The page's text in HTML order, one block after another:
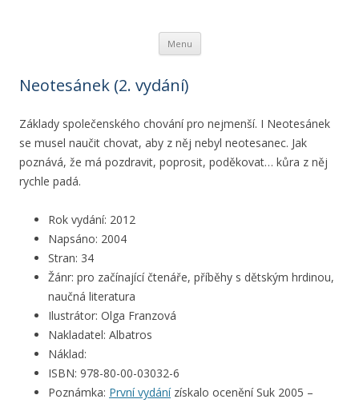
Menu Přejít k obsahu webu
Neotesánek (2. vydání)
Základy společenského chování pro nejmenší. I Neotesánek
se musel naučit chovat, aby z něj nebyl neotesanec. Jak
poznává, že má pozdravit, poprosit, poděkovat… kůra z něj
rychle padá.
Rok vydání: 2012
Napsáno: 2004
Stran: 34
Žánr: pro začínající čtenáře, příběhy s dětským hrdinou,
naučná literatura
Ilustrátor: Olga Franzová
Nakladatel: Albatros
Náklad:
ISBN: 978-80-00-03032-6
Poznámka: První vydánízískalo ocenění Suk 2005 –